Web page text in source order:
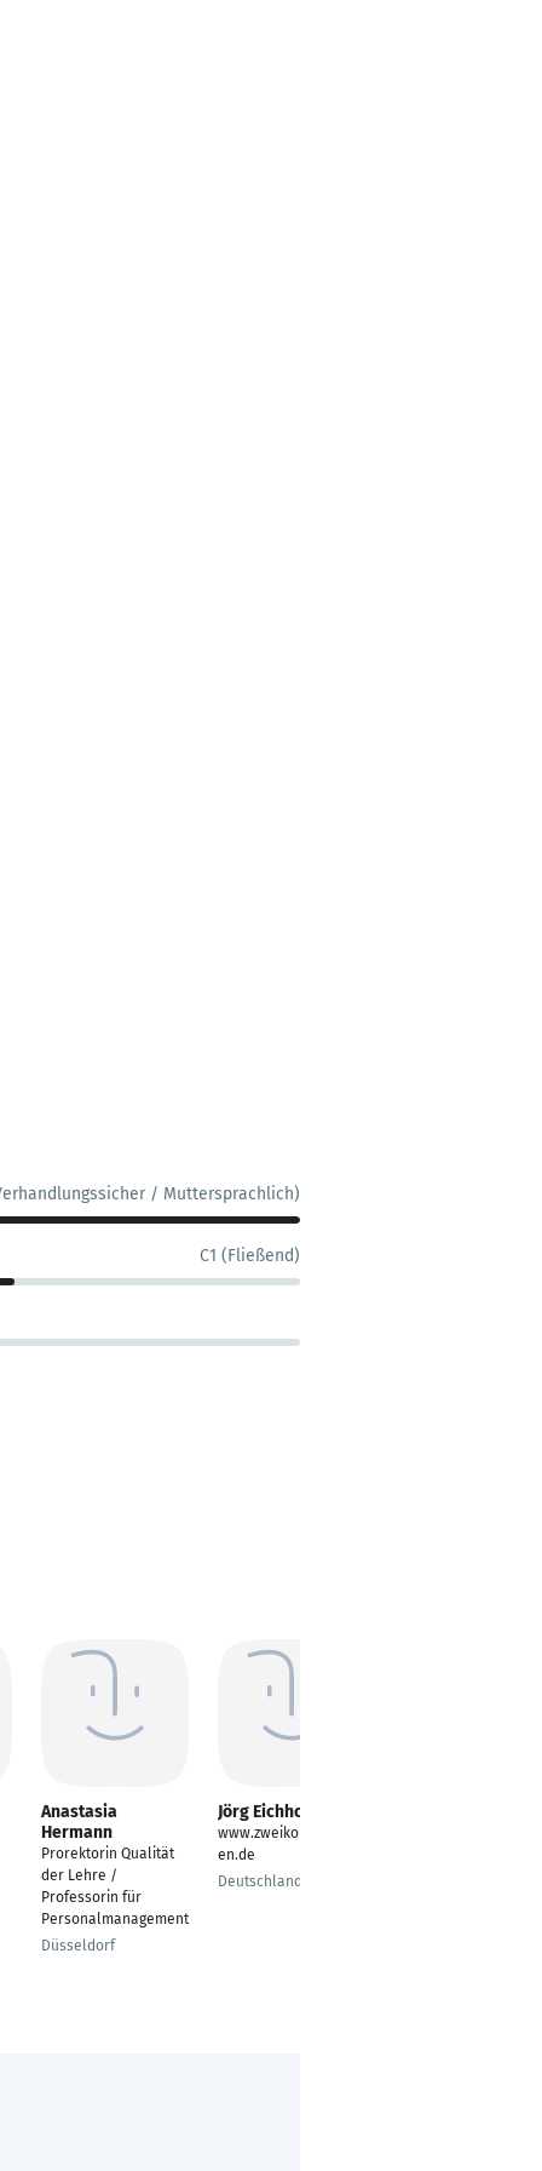
/ Muttersprachlich)
C1 (Fließend)
Anastasia
Hermann
Prorektorin Qualität
der Lehre /
Professorin für
Personalmanagement
Düsseldorf
Jörg Eichhorn
www.zweikommasieb
en.de
Deutschland